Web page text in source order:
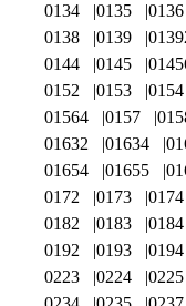
0134 0135 0136
0138
0139
0144
0145
0152
0153 0154
01564
0157
01632
01634
01654
01655
0172
0173 0174
0182
0183 0184
0192
0193 0194
0223
0224 0225